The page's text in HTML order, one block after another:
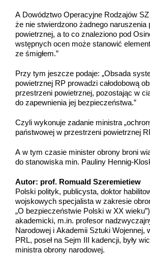
A Dowództwo Operacyjne Rodzajów
że nie stwierdzono żadnego naruszenia
powietrznej, a to co znaleziono pod
wstępnych ocen może stanowić
ze śmigłem.”
Przy tym jeszcze podaje: „Obsada
powietrznej RP prowadzi całodobową
przestrzeni powietrznej, pozostając w
do zapewnienia jej bezpieczeństwa.”
Czyli wykonuje zadanie ministra
państwowej w przestrzeni powietrznej
A w tym czasie minister obrony broni
do stanowiska min. Pauliny Hennig-
Autor: prof. Romuald Szeremietiew
Polski polityk, publicysta, doktor
wojskowych specjalista w zakresie
„O bezpieczeństwie Polski w XX
akademicki, m.in. profesor
Narodowej i Akademii Sztuki Wojennej,
PRL, poseł na Sejm III kadencji, były
ministra obrony narodowej.